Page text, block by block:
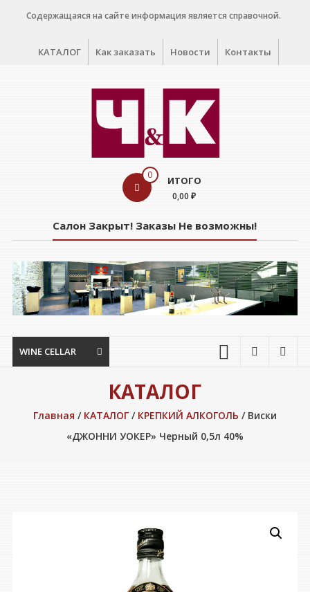
Содержащаяся на сайте информация является справочной.
КАТАЛОГ Как заказать Новости Контакты
дегустации
0 ИТОГО
0,00 ₽
Салон Закрыт! Заказы Не возможны!
WINE CELLAR
КАТАЛОГ
Главная / КАТАЛОГ/ КРЕПКИЙ АЛКОГОЛЬ / Виски
«ДЖОННИ УОКЕР» Черный 0,5л 40%